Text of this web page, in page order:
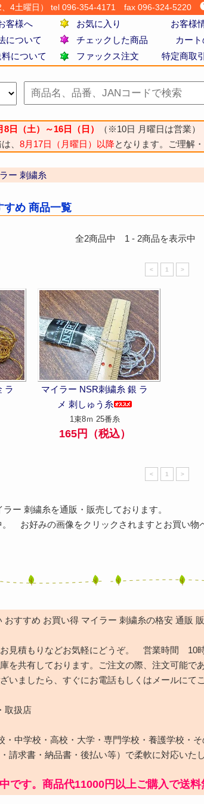
4土曜日） tel 096-354-4171 fax 096-324-5220
客様へ お気に入り お客様
について チェックした商品
カー
について
ファックス注文 特定商取
8日（土）～16日（日） （※10日 月曜日は営業）
、 8月17日（月曜日）以降となります。ご理解
ー 刺繍糸
すめ 商品一覧
全2商品中 1 - 2商品を表示中
< 1 >
ラ
マイラー NSR刺繍糸 銀 ラ
メ 刺しゅう糸
1束8ｍ 25番糸
165円（税込）
< 1 >
ー 刺繍糸を通販・販売しております。
。 お好みの画像をクリックされますとお買い物
おすすめ お買い得 マイラー 刺繍糸の格安 通販
お見積もりなどお気軽にどうぞ。 営業時間 10
を共有しております。ご注文の際、注文可能で
いましたら、すぐにお電話もしくはメールにて
取扱店
・中学校・高校・大学・専門学校・養護学校・そ
請求書・納品書・後払い等）で柔軟に対応いた
です。商品代11000円以上ご購入で送料